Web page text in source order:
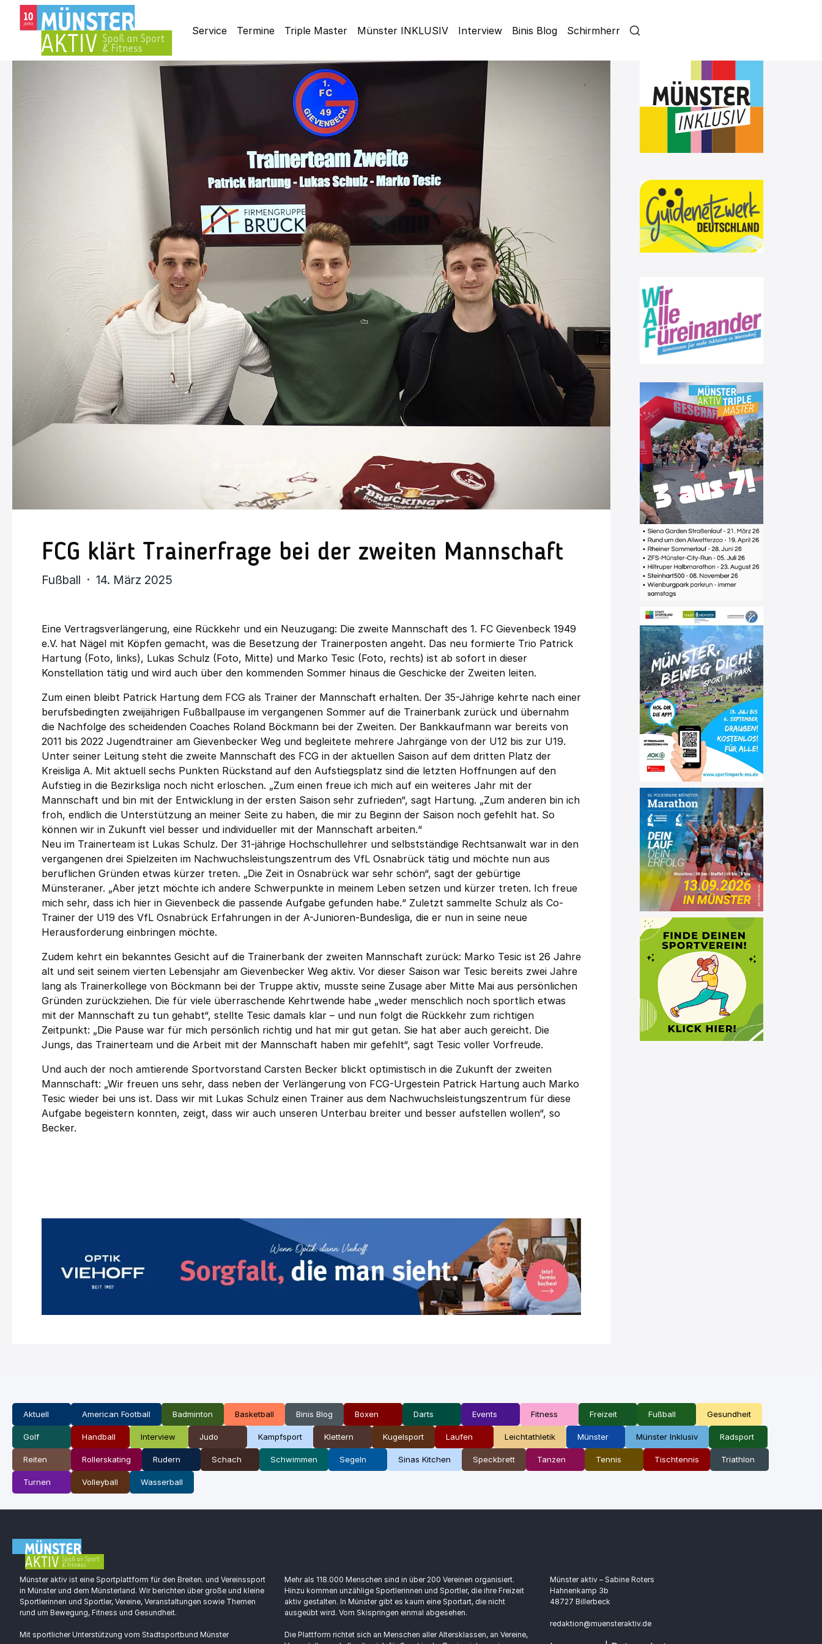
Service Termine Triple Master Münster INKLUSIV Interview Binis Blog Schirmherr
FCG klärt Trainerfrage bei der zweiten Mannschaft
Fußball · 14. März 2025
Eine Vertragsverlängerung, eine Rückkehr und ein Neuzugang: Die zweite Mannschaft des 1. FC Gievenbeck 1949
e.V. hat Nägel mit Köpfen gemacht, was die Besetzung der Trainerposten angeht. Das neu formierte Trio Patrick
Hartung (Foto, links), Lukas Schulz (Foto, Mitte) und Marko Tesic (Foto, rechts) ist ab sofort in dieser
Konstellation tätig und wird auch über den kommenden Sommer hinaus die Geschicke der Zweiten leiten.
Zum einen bleibt Patrick Hartung dem FCG als Trainer der Mannschaft erhalten. Der 35-Jährige kehrte nach einer
berufsbedingten zweijährigen Fußballpause im vergangenen Sommer auf die Trainerbank zurück und übernahm
die Nachfolge des scheidenden Coaches Roland Böckmann bei der Zweiten. Der Bankkaufmann war bereits von
2011 bis 2022 Jugendtrainer am Gievenbecker Weg und begleitete mehrere Jahrgänge von der U12 bis zur U19.
Unter seiner Leitung steht die zweite Mannschaft des FCG in der aktuellen Saison auf dem dritten Platz der
Kreisliga A. Mit aktuell sechs Punkten Rückstand auf den Aufstiegsplatz sind die letzten Hoffnungen auf den
Aufstieg in die Bezirksliga noch nicht erloschen. „Zum einen freue ich mich auf ein weiteres Jahr mit der
Mannschaft und bin mit der Entwicklung in der ersten Saison sehr zufrieden“, sagt Hartung. „Zum anderen bin ich
froh, endlich die Unterstützung an meiner Seite zu haben, die mir zu Beginn der Saison noch gefehlt hat. So
können wir in Zukunft viel besser und individueller mit der Mannschaft arbeiten.“
Neu im Trainerteam ist Lukas Schulz. Der 31-jährige Hochschullehrer und selbstständige Rechtsanwalt war in den
vergangenen drei Spielzeiten im Nachwuchsleistungszentrum des VfL Osnabrück tätig und möchte nun aus
beruflichen Gründen etwas kürzer treten. „Die Zeit in Osnabrück war sehr schön“, sagt der gebürtige
Münsteraner. „Aber jetzt möchte ich andere Schwerpunkte in meinem Leben setzen und kürzer treten. Ich freue
mich sehr, dass ich hier in Gievenbeck die passende Aufgabe gefunden habe.“ Zuletzt sammelte Schulz als Co-
Trainer der U19 des VfL Osnabrück Erfahrungen in der A-Junioren-Bundesliga, die er nun in seine neue
Herausforderung einbringen möchte.
Zudem kehrt ein bekanntes Gesicht auf die Trainerbank der zweiten Mannschaft zurück: Marko Tesic ist 26 Jahre
alt und seit seinem vierten Lebensjahr am Gievenbecker Weg aktiv. Vor dieser Saison war Tesic bereits zwei Jahre
lang als Trainerkollege von Böckmann bei der Truppe aktiv, musste seine Zusage aber Mitte Mai aus persönlichen
Gründen zurückziehen. Die für viele überraschende Kehrtwende habe „weder menschlich noch sportlich etwas
mit der Mannschaft zu tun gehabt“, stellte Tesic damals klar – und nun folgt die Rückkehr zum richtigen
Zeitpunkt: „Die Pause war für mich persönlich richtig und hat mir gut getan. Sie hat aber auch gereicht. Die
Jungs, das Trainerteam und die Arbeit mit der Mannschaft haben mir gefehlt“, sagt Tesic voller Vorfreude.
Und auch der noch amtierende Sportvorstand Carsten Becker blickt optimistisch in die Zukunft der zweiten
Mannschaft: „Wir freuen uns sehr, dass neben der Verlängerung von FCG-Urgestein Patrick Hartung auch Marko
Tesic wieder bei uns ist. Dass wir mit Lukas Schulz einen Trainer aus dem Nachwuchsleistungszentrum für diese
Aufgabe begeistern konnten, zeigt, dass wir auch unseren Unterbau breiter und besser aufstellen wollen“, so
Becker.
Aktuell American Football Badminton Basketball Binis Blog Boxen Darts Events Fitness Freizeit Fußball Gesundheit
Golf Handball Interview Judo Kampfsport Klettern Kugelsport Laufen Leichtathletik Münster Münster Inklusiv Radsport
Reiten Rollerskating Rudern Schach Schwimmen Segeln Sinas Kitchen Speckbrett Tanzen Tennis Tischtennis Triathlon
Turnen Volleyball Wasserball
Münster aktiv ist eine Sportplattform für den Breiten. und Vereinssport
in Münster und dem Münsterland. Wir berichten über große und kleine
Sportlerinnen und Sportler, Vereine, Veranstaltungen sowie Themen
rund um Bewegung, Fitness und Gesundheit.
Mit sportlicher Unterstützung vom Stadtsportbund Münster
Mehr als 118.000 Menschen sind in über 200 Vereinen organisiert.
Hinzu kommen unzählige Sportlerinnen und Sportler, die ihre Freizeit
aktiv gestalten. In Münster gibt es kaum eine Sportart, die nicht
ausgeübt wird. Vom Skispringen einmal abgesehen.
Die Plattform richtet sich an Menschen aller Altersklassen, an Vereine,
Münster aktiv – Sabine Roters
Hahnenkamp 3b
48727 Billerbeck
redaktion@muensteraktiv.de